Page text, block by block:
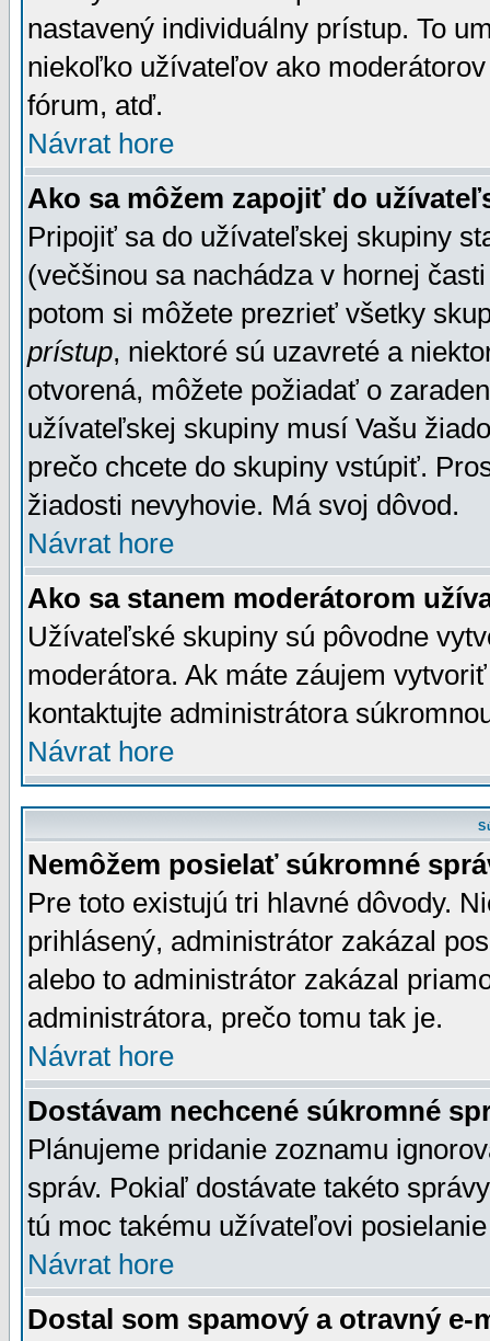
nastavený individuálny prístup. To
niekoľko užívateľov ako
fórum, atď.
Návrat hore
Ako sa môžem zapojiť do
Pripojiť sa do užívateľskej skupiny
(večšinou sa nachádza v hornej
potom si môžete prezrieť všetky
prístup, niektoré sú uzavreté a
otvorená, môžete požiadať o
užívateľskej skupiny musí Vašu
prečo chcete do skupiny vstúpiť.
žiadosti nevyhovie. Má svoj dôvod.
Návrat hore
Ako sa stanem moderátorom
Užívateľské skupiny sú pôvodne
moderátora. Ak máte záujem
kontaktujte administrátora
Návrat hore
Nemôžem posielať súkromné
Pre toto existujú tri hlavné dôvody.
prihlásený, administrátor zakázal
alebo to administrátor zakázal
administrátora, prečo tomu tak je.
Návrat hore
Dostávam nechcené súkromné
Plánujeme pridanie zoznamu
správ. Pokiaľ dostávate takéto
tú moc takému užívateľovi
Návrat hore
Dostal som spamový a otravný e-